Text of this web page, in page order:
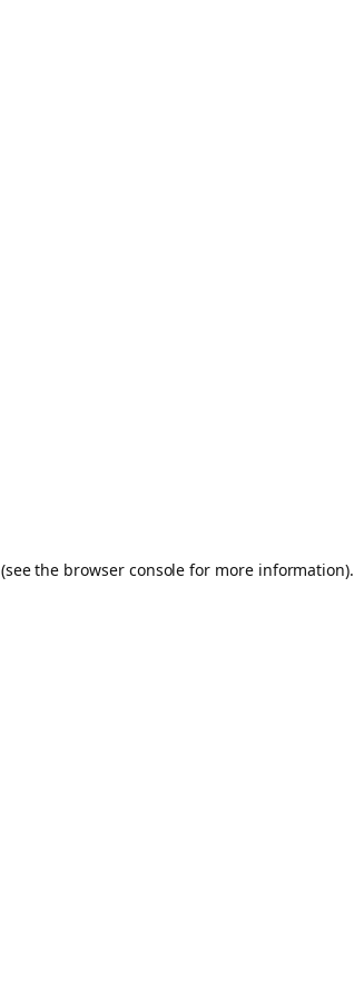
(see the browser console for more information).